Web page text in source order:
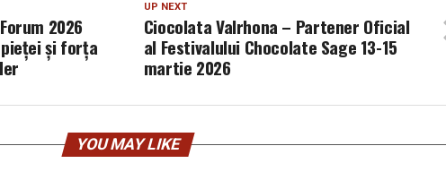
UP NEXT
Ciocolata Valrhona – Partener Oficial
al Festivalului Chocolate Sage 13-15
martie 2026
2026
și forța
YOU MAY LIKE